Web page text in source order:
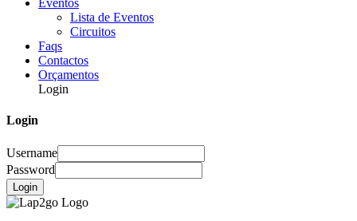
Eventos
Lista de Eventos
Circuitos
Faqs
Contactos
Orçamentos
Login
Login
Username
Password
Login